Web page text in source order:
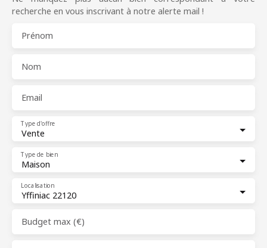
recherche en vous inscrivant à notre alerte mail !
Prénom
Nom
Email
Vente
Type d'offre
Maison
Type de bien
Yffiniac 22120
Localisation
Budget max (€)